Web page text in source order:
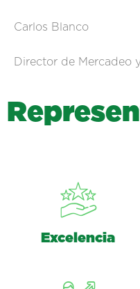
Carlos Blanco
Director de Mercadeo
Represen
Excelencia